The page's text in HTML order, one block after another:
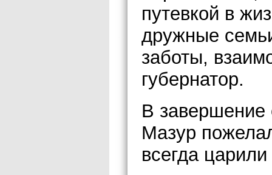
путевкой в
дружные
заботы,
губернатор.
В завершение
Мазур
всегда